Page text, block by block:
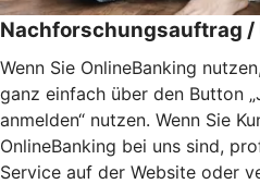
Nachforschungsauftrag
Wenn Sie OnlineBanking
ganz einfach über den Button
anmelden“ nutzen. Wenn Sie
OnlineBanking bei uns sind,
Service auf der Website oder